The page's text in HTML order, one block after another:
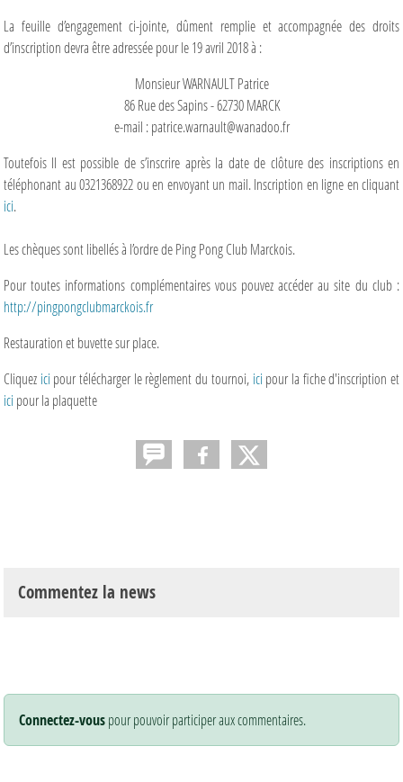
La feuille d’engagement ci-jointe, dûment remplie et accompagnée des droits
d’inscription devra être adressée pour le 19 avril 2018 à :
Monsieur WARNAULT Patrice
86 Rue des Sapins - 62730 MARCK
e-mail : patrice.warnault@wanadoo.fr
Toutefois Il est possible de s’inscrire après la date de clôture des inscriptions en
téléphonant au 0321368922 ou en envoyant un mail. Inscription en ligne en cliquant
ici.
Les chèques sont libellés à l’ordre de Ping Pong Club Marckois.
Pour toutes informations complémentaires vous pouvez accéder au site du club :
http://pingpongclubmarckois.fr
Restauration et buvette sur place.
Cliquez ici pour télécharger le règlement du tournoi, ici pour la fiche d'inscription et
ici pour la plaquette
Commentez la news
Connectez-vouspour pouvoir participer aux commentaires.